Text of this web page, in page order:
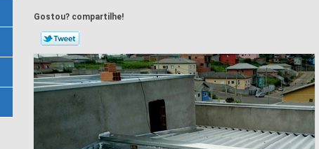
Gostou? compartilhe!